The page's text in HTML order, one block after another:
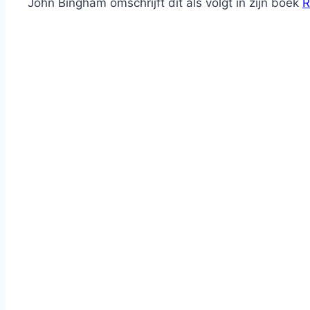
John Bingham omschrijft dit als volgt in zijn boek